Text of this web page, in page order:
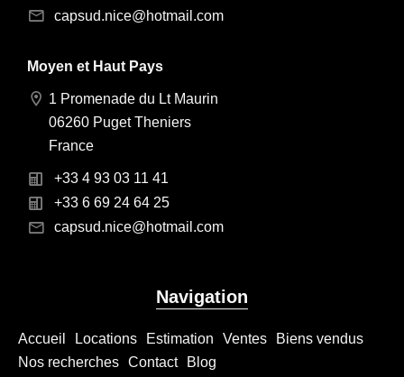
capsud.nice@hotmail.com
Moyen et Haut Pays
1 Promenade du Lt Maurin
06260 Puget Theniers
France
+33 4 93 03 11 41
+33 6 69 24 64 25
capsud.nice@hotmail.com
Navigation
Accueil Locations Estimation Ventes
Biens vendus
Nos recherches Contact Blog